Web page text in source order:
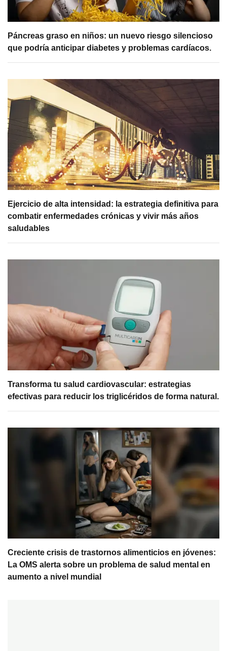
Páncreas graso en niños: un nuevo riesgo silencioso
que podría anticipar diabetes y problemas cardíacos.
Ejercicio de alta intensidad: la estrategia definitiva para
combatir enfermedades crónicas y vivir más años
saludables
Transforma tu salud cardiovascular: estrategias
efectivas para reducir los triglicéridos de forma natural.
Creciente crisis de trastornos alimenticios en jóvenes:
La OMS alerta sobre un problema de salud mental en
aumento a nivel mundial